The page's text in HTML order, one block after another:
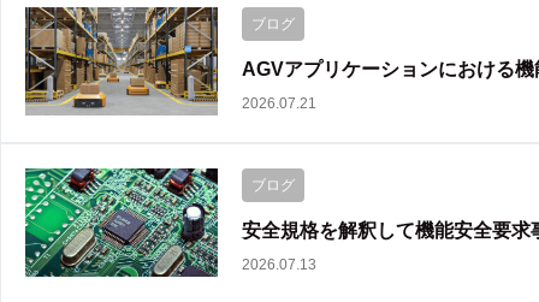
ブログ
AGVアプリケーションにおける
2026.07.21
ブログ
安全規格を解釈して機能安全要
2026.07.13